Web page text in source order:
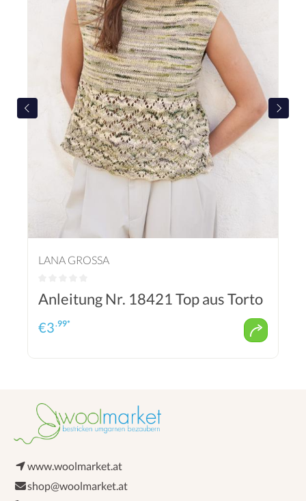
LANA GROSSA
Anleitung Nr. 18421 Top aus Torto
€3.99*
www.woolmarket.at
shop@woolmarket.at